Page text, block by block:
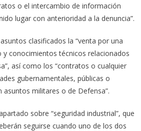
o el intercambio de información
lugar con anterioridad a la denuncia”.
clasificados la “venta por una
conocimientos técnicos relacionados
así como los “contratos o cualquier
gubernamentales, públicas o
asuntos militares o de Defensa”.
sobre “seguridad industrial”, que
seguirse cuando uno de los dos